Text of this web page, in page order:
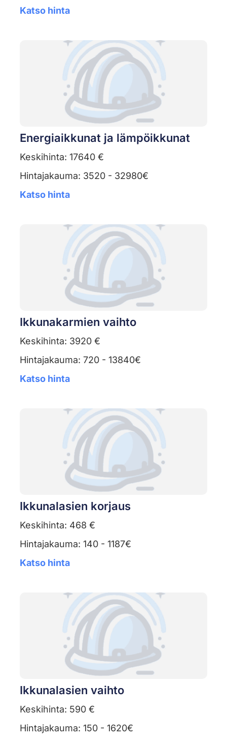
Katso hinta
Energiaikkunat ja lämpöikkunat
Keskihinta: 17640 €
Hintajakauma: 3520 - 32980€
Katso hinta
Ikkunakarmien vaihto
Keskihinta: 3920 €
Hintajakauma: 720 - 13840€
Katso hinta
Ikkunalasien korjaus
Keskihinta: 468 €
Hintajakauma: 140 - 1187€
Katso hinta
Ikkunalasien vaihto
Keskihinta: 590 €
Hintajakauma: 150 - 1620€